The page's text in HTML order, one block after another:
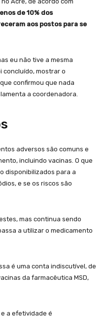
de 10% dos
aos postos para se
eu não tive a mesma
concluído, mostrar o
confirmou que nada
a coordenadora.
adversos são comuns e
incluindo vacinas. O que
disponibilizados para a
e se os riscos são
mas continua sendo
a utilizar o medicamento
é uma conta indiscutível, de
da farmacêutica MSD,
a efetividade é